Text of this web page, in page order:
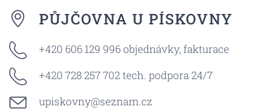
PŮJČOVNA U PÍSKOVNY
+420 606 129 996 objednávky, fakturace
+420 728 257 702 tech. podpora 24/7
upiskovny@seznam.cz